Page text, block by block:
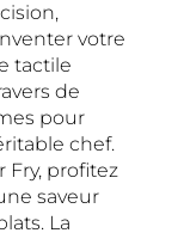
votre
tactile
de
pour
chef.
Fry, profitez
saveur
La